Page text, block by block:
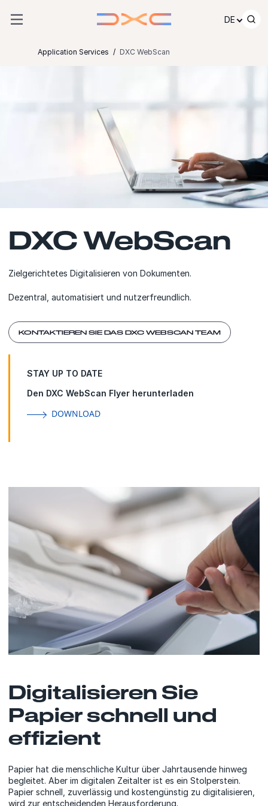
DE
Application Services DXC WebScan
DXC WebScan
Zielgerichtetes Digitalisieren von Dokumenten.
Dezentral, automatisiert und nutzerfreundlich.
KONTAKTIEREN SIE DAS DXC WEBSCAN TEAM
STAY UP TO DATE
Den DXC WebScan Flyer herunterladen
DOWNLOAD
Digitalisieren Sie
Papier schnell und
effizient
Papier hat die menschliche Kultur über Jahrtausende hinweg
begleitet. Aber im digitalen Zeitalter ist es ein Stolperstein.
Papier schnell, zuverlässig und kostengünstig zu digitalisieren,
wird zur entscheidenden Herausforderung.